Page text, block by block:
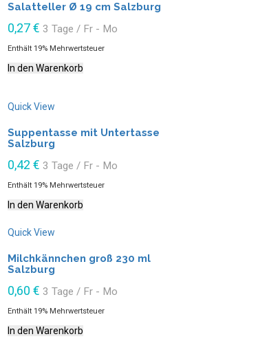
Salatteller Ø 19 cm Salzburg
0,27€ 3 Tage / Fr - Mo
Enthält 19% Mehrwertsteuer
In den Warenkorb
Quick View
Suppentasse mit Untertasse
Salzburg
0,42 € 3 Tage / Fr - Mo
Enthält 19% Mehrwertsteuer
In den Warenkorb
Quick View
Milchkännchen groß 230 ml
Salzburg
0,60 € 3 Tage / Fr - Mo
Enthält 19% Mehrwertsteuer
In den Warenkorb